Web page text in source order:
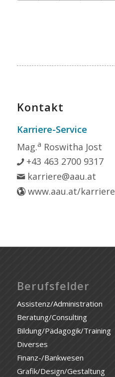
Kontakt
Karriere-Service
Mag.a Roswitha Jost
+43 463 2700 9317
karriere@aau.at
www.aau.at/karriere
Berufsfelder
Assistenz/Administration
Beratung/Consulting
Bildung/Pädagogik/Training
Diverses
Finanz-/Bankwesen
Grafik/Design/Gestaltung